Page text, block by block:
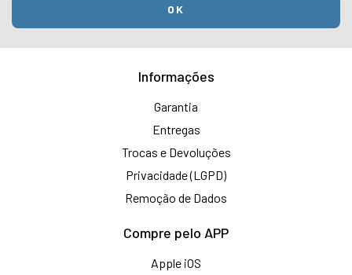
Informações
Garantia
Entregas
Trocas e Devoluções
Privacidade (LGPD)
Remoção de Dados
Compre pelo APP
Apple iOS